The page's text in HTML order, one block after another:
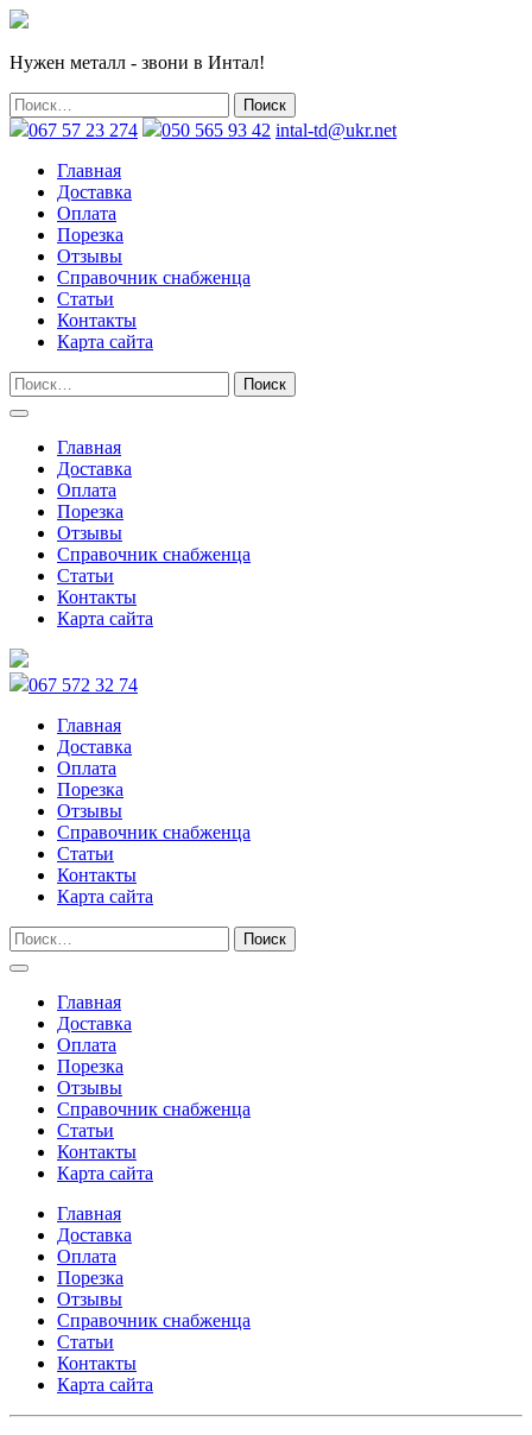
Нужен металл - звони в Интал!
067 57 23 274 050 565 93 42 intal-td@ukr.net
Главная
Доставка
Оплата
Порезка
Отзывы
Справочник снабженца
Статьи
Контакты
Карта сайта
Главная
Доставка
Оплата
Порезка
Отзывы
Справочник снабженца
Статьи
Контакты
Карта сайта
067 572 32 74
Главная
Доставка
Оплата
Порезка
Отзывы
Справочник снабженца
Статьи
Контакты
Карта сайта
Главная
Доставка
Оплата
Порезка
Отзывы
Справочник снабженца
Статьи
Контакты
Карта сайта
Главная
Доставка
Оплата
Порезка
Отзывы
Справочник снабженца
Статьи
Контакты
Карта сайта